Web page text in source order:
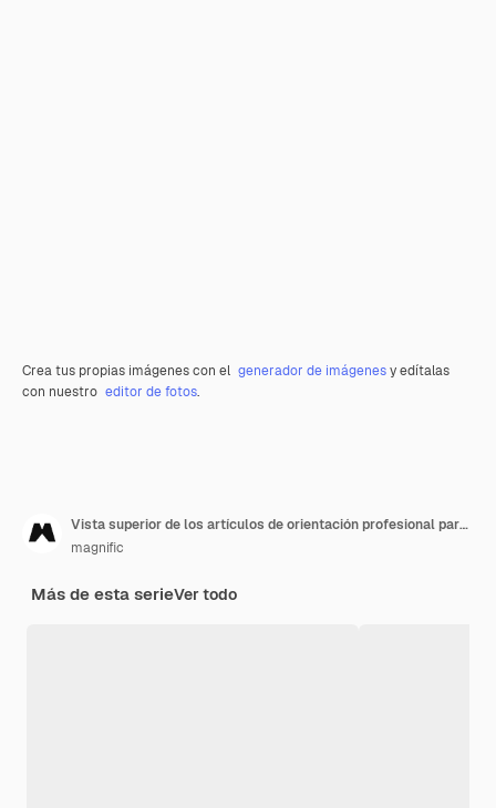
Crea tus propias imágenes con el generador de imágenesy edítalas
con nuestro editor de fotos.
Vista superior de los artículos de orientación profesional para los jueces
magnific
Más de esta serieVer todo